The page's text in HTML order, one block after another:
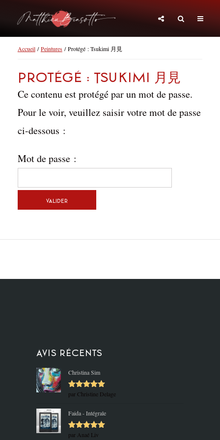
Accueil/Peintures/ Protégé : Tsukimi 月見
Protégé : Tsukimi 月見
Ce contenu est protégé par un mot de passe.
Pour le voir, veuillez saisir votre mot de passe
ci-dessous :
Mot de passe :
Avis récents
Christina Sim
Note5sur
par Christine Delage
Faida - Intégrale
Note5sur
par Anaé Liv